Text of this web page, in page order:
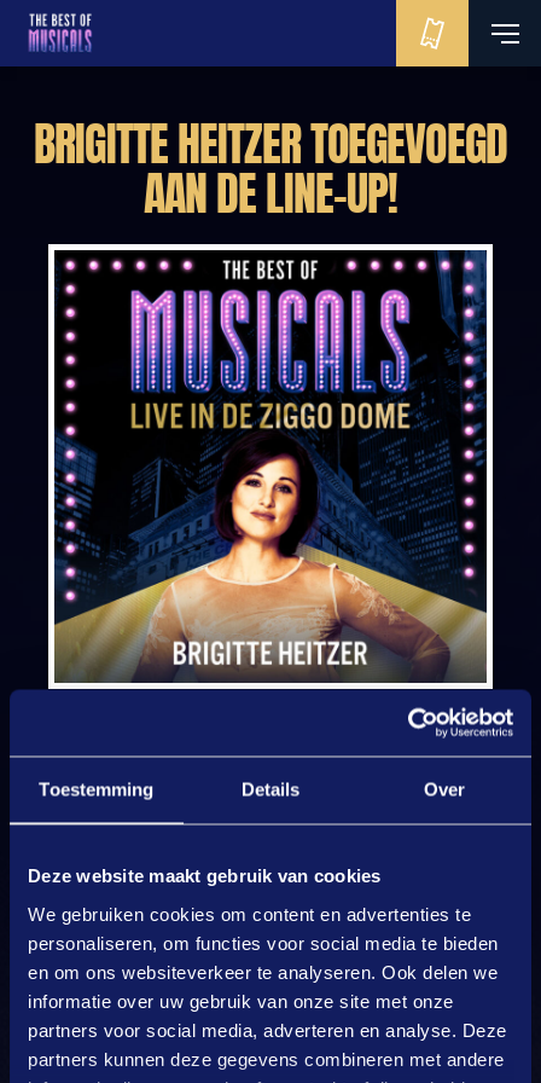
Toestemming Details Over
Deze website maakt gebruik van cookies
We gebruiken cookies om content en advertenties te
personaliseren, om functies voor social media te bieden
en om ons websiteverkeer te analyseren. Ook delen we
informatie over uw gebruik van onze site met onze
partners voor social media, adverteren en analyse. Deze
partners kunnen deze gegevens combineren met andere
BRIGITTE HEITZER TOEGEVOEGD
AAN DE LINE-UP!
Zojuist is bekend geworden dat Brigitte Heitzer
toegevoegd is aan de line-up van
The Best of
MusicalsLive in de Ziggo Dome. Momenteel
schittert ze in
Mamma Mia!
Eerder heeft ze de
hoofdrol in de musical
Evita mogen spelen.
Brigitte is op 29 juni samen te zien met Willemijn
Verkaik, René van Kooten, Freek Bartels, Gaia
Aikman, April Darby, Magtel de Laat en special